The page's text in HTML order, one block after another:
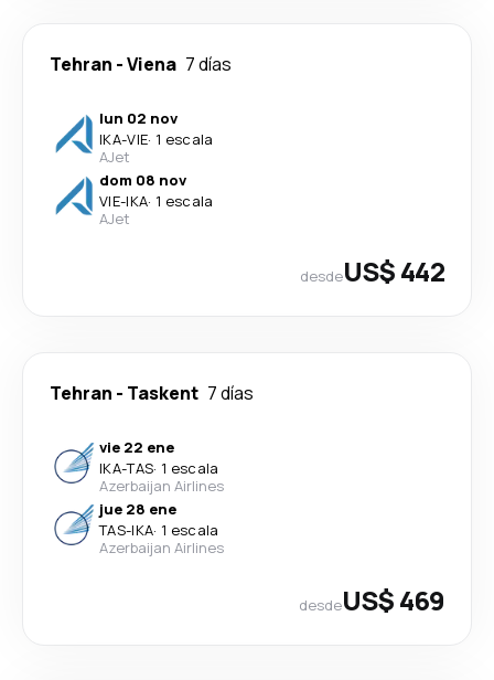
Tehran -Viena 7 días
lun 02 nov
IKA-VIE· 1 escala
AJet
dom 08 nov
VIE-IKA· 1 escala
AJet
desdeUS$ 442
Tehran - Taskent 7 días
vie 22 ene
IKA-TAS· 1 escala
Azerbaijan Airlines
jue 28 ene
TAS-IKA· 1 escala
Azerbaijan Airlines
desdeUS$ 469